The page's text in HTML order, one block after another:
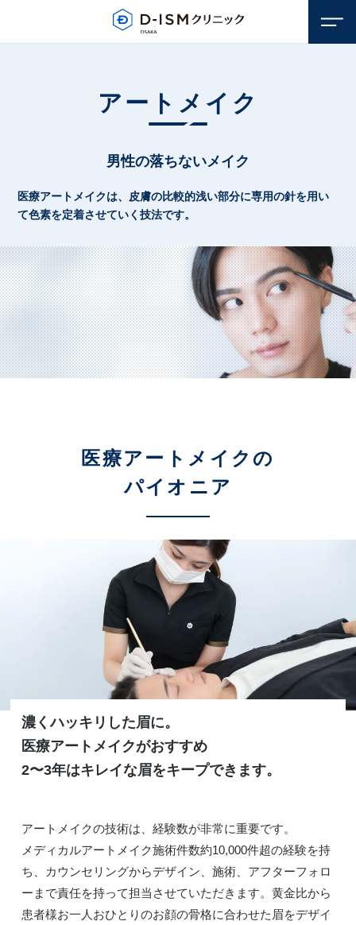
顔のお悩み
若返り・アンチエイジング
しみ・そばかす
毛穴
シワ
肌質改善
体のお悩み
若返り・アンチエイジング
医療脱毛
ヘアアートメイク
アクセス（大阪）
クリニック案内
クリニックについて（大阪）
東京（総合サイト）
症例写真
医師紹介
お知らせ
アートメイク
男性の落ちないメイク
医療アートメイクは、皮膚の比較的浅い部分に専用の針を用い
て色素を定着させていく技法です。
医療アートメイクの
パイオニア
濃くハッキリした眉に。
医療アートメイクがおすすめ
2〜3年はキレイな眉をキープできます。
アートメイクの技術は、経験数が非常に重要です。
メディカルアートメイク施術件数約10,000件超の経験を持
ち、カウンセリングからデザイン、施術、アフターフォロ
ーまで責任を持って担当させていただきます。黄金比から
患者様お一人おひとりのお顔の骨格に合わせた眉をデザイ